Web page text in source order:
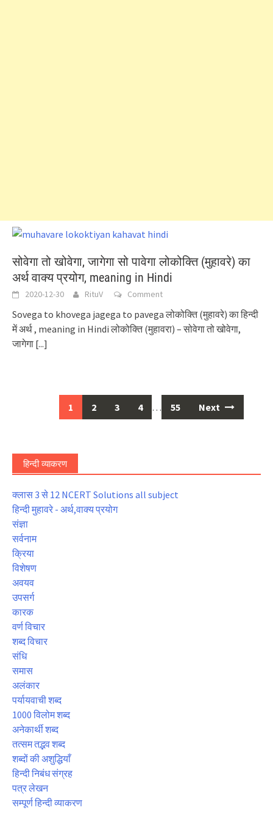
सोवेगा तो खोवेगा, जागेगा सो पावेगा लोकोक्ति (मुहावरे) का
अर्थ वाक्य प्रयोग, meaning in Hindi
2020-12-30 RituV Comment
Sovega to khovega jagega to pavega लोकोक्ति (मुहावरे) का हिन्दी
में अर्थ , meaning in Hindi लोकोक्ति (मुहावरा) – सोवेगा तो खोवेगा,
जागेगा [...]
navigation
1 2 3 4 … 55 Next
हिन्दी व्याकरण
क्लास 3 से 12 NCERT Solutions all subject
हिन्दी मुहावरे - अर्थ,वाक्य प्रयोग
संज्ञा
सर्वनाम
क्रिया
विशेषण
अवयव
उपसर्ग
कारक
वर्ण विचार
शब्द विचार
संधि
समास
अलंकार
पर्यायवाची शब्द
1000 विलोम शब्द
अनेकार्थी शब्द
तत्सम तद्भव शब्द
शब्दों की अशुद्धियाँ
हिन्दी निबंध संग्रह
पत्र लेखन
सम्पूर्ण हिन्दी व्याकरण